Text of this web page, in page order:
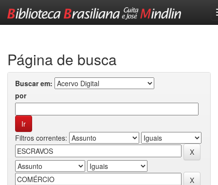
Página de busca
Buscar em:
por
Filtros correntes: